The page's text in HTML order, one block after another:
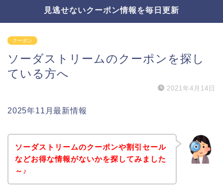
見逃せないクーポン情報を毎日更新
クーポン
ソーダストリームのクーポンを探し
ている方へ
2021年4月14日
2025年11月最新情報
ソーダストリームのクーポンや割引セール
などお得な情報がないかを探してみました
～♪